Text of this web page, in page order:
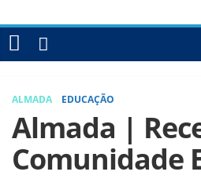
ALMADA EDUCAÇÃO
Almada |
Comunidade